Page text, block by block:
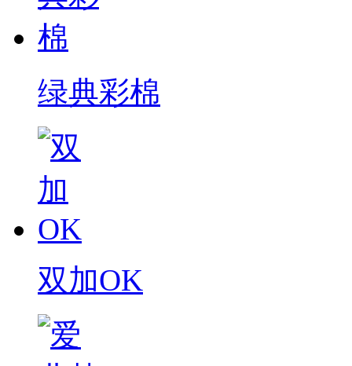
绿典彩棉
双加OK